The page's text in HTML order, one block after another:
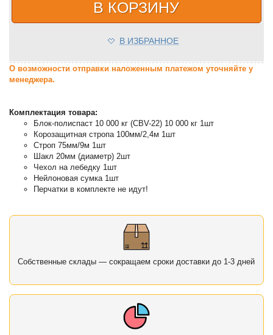
В КОРЗИНУ
В ИЗБРАННОЕ
О возможности отправки наложенным платежом уточняйте у
менеджера.
Комплектация товара:
Блок-полиспаст 10 000 кг (CBV-22) 10 000 кг 1шт
Корозащитная стропа 100мм/2,4м 1шт
Строп 75мм/9м 1шт
Шакл 20мм (диаметр) 2шт
Чехол на лебедку 1шт
Нейлоновая сумка 1шт
Перчатки в комплекте не идут!
Собственные склады — сокращаем сроки доставки до 1-3 дней